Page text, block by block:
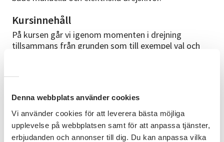
Denna webbplats använder cookies
Vi använder cookies för att leverera bästa möjliga
upplevelse på webbplatsen samt för att anpassa tjänster,
erbjudanden och annonser till dig. Du kan anpassa vilka
Kursinnehåll
På kursen går vi igenom momenten i drejning
tillsammans från grunden som till exempel val och
hur man använder dessa för att skapa mönster och
egna projekt som du själv väljer och får individuellt
anpassad handledning av Jessica. Under kursen gång
har du god tid på dig att öva och fördjupa dig i de
olika stegen.